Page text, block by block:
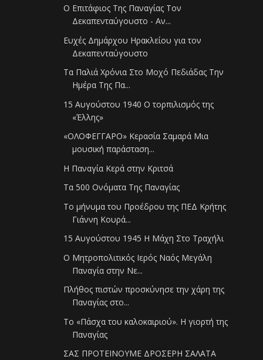
Ο Επιτάφιος Της Παναγίας Τον
Δεκαπενταύγουστο - Αν...
Ευχές Δημάρχου Ηρακλείου για τον
Δεκαπενταύγουστο
Τα Παλιά Χρόνια Στο Μοχό Πεδιάδας Την
Ημέρα Της Πα...
15 Αυγούστου 1940 Ο τορπιλισμός της
«Έλλης»
«ΟΛΟΦΕΓΓΑΡΟ» Κερασία Σαμαρά Μια
μουσική παράσταση...
Η Παναγία Κερά στην Κριτσά
Τα 500 Ονόματα Της Παναγίας
Το μήνυμα του Προέδρου της ΠΕΔ Κρήτης
Γιάννη Κουρά...
15 Αυγούστου 1945 Η Μάχη Στο Τραχήλι
Ο Μητροπολιτικός Ιερός Ναός Μεγάλη
Παναγία στην Νε...
Πλήθος πιστών προσκύνησε την χάρη της
Παναγίας στο...
Το «Πάσχα του καλοκαιριού». Η γιορτή της
Παναγίας
ΣΑΣ ΠΡΟΤΕΙΝΟΥΜΕ ΔΡΟΣΕΡΗ ΣΑΛΑΤΑ